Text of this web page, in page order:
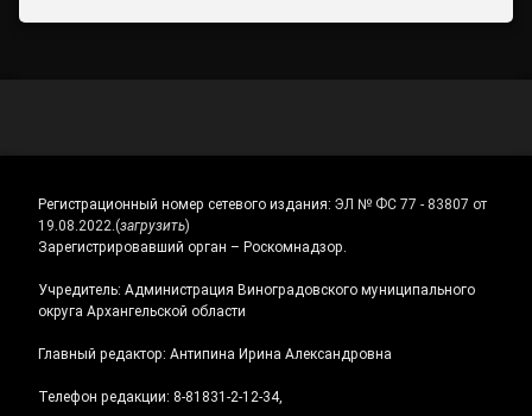
Регистрационный номер сетевого издания: ЭЛ № ФС 77 - 83807 от
19.08.2022.(загрузить)
Зарегистрировавший орган – Роскомнадзор.
Учредитель: Администрация Виноградовского муниципального
округа Архангельской области
Главный редактор: Антипина Ирина Александровна
Телефон редакции: 8-81831-2-12-34,